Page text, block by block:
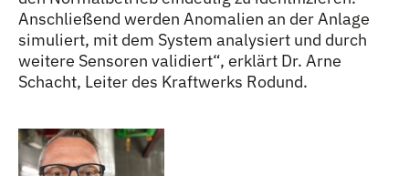
Anschließend werden Anomalien an der Anlage
simuliert, mit dem System analysiert und durch
weitere Sensoren validiert“, erklärt Dr. Arne
Schacht, Leiter des Kraftwerks Rodund.